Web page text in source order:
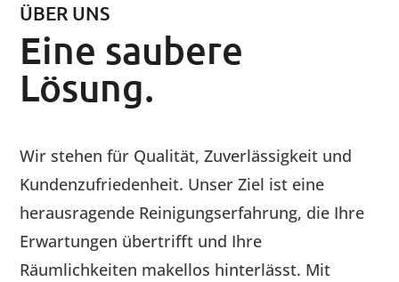
ÜBER UNS
Eine saubere
Lösung.
Wir stehen für Qualität, Zuverlässigkeit und
Kundenzufriedenheit. Unser Ziel ist eine
herausragende Reinigungserfahrung, die Ihre
Erwartungen übertrifft und Ihre
Räumlichkeiten makellos hinterlässt. Mit